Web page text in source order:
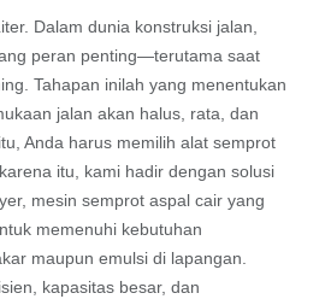
Dalam dunia konstruksi jalan,
peran penting—terutama saat
Tahapan inilah yang menentukan
jalan akan halus, rata, dan
Anda harus memilih alat semprot
itu, kami hadir dengan solusi
mesin semprot aspal cair yang
memenuhi kebutuhan
maupun emulsi di lapangan.
kapasitas besar, dan